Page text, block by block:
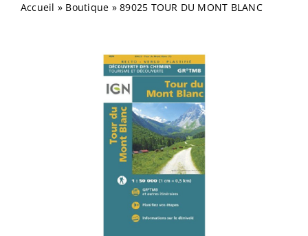
Bivouac
Trail
Escalade / Alpinisme
Bons Plans
Accueil » Boutique »89025 TOUR DU MONT BLANC